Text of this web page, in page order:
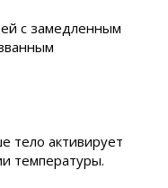
с замедленным
тело активирует
температуры.